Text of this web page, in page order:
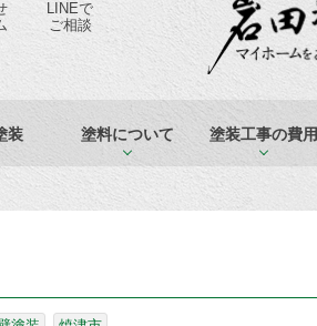
LINEで
ご相談
装 塗料について 塗装工事の費用